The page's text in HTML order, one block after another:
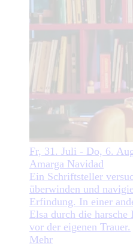
Fr, 31. Juli - Do, 6.
Amarga Navidad
Ein Schriftsteller
überwinden und
Erfindung. In einer
Elsa durch die
vor der eigenen Trauer.
Mehr